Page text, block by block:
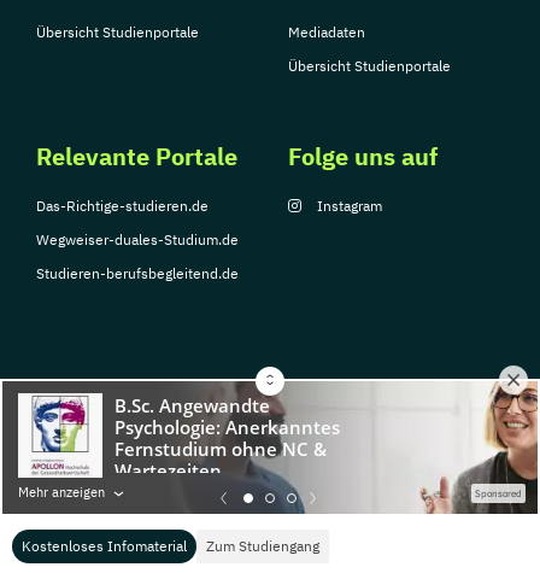
Kostenloses Infomaterial Zum Studiengang
Mehr anzeigen Sponsored
Übersicht Studienportale
Mediadaten
Übersicht Studienportale
Relevante Portale
Das-Richtige-studieren.de
Wegweiser-duales-Studium.de
Studieren-berufsbegleitend.de
Folge uns auf
Instagram
© Copyright 2026, TarGroup Media GmbH
Impressum
Datenschutzerklärung